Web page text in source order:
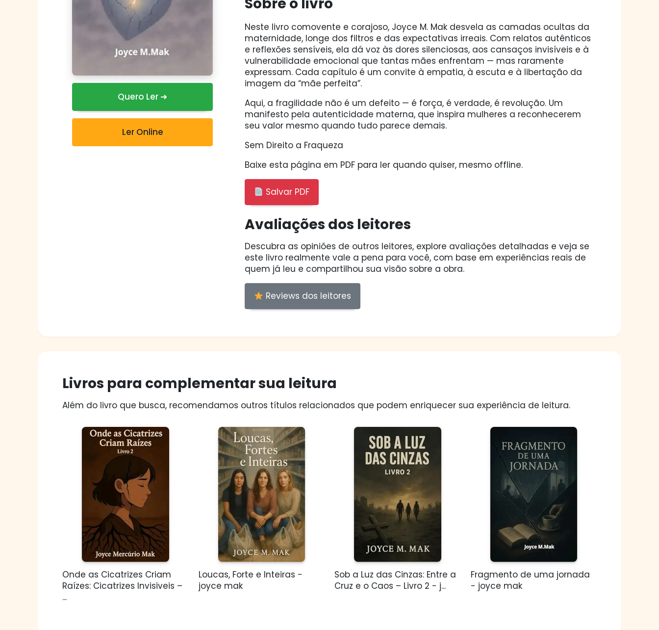
Quero Ler ➜
Ler Online
Neste livro comovente e corajoso, Joyce M. Mak desvela as camadas ocultas da
maternidade, longe dos filtros e das expectativas irreais. Com relatos autênticos
e reflexões sensíveis, ela dá voz às dores silenciosas, aos cansaços invisíveis e à
vulnerabilidade emocional que tantas mães enfrentam — mas raramente
expressam. Cada capítulo é um convite à empatia, à escuta e à libertação da
imagem da “mãe perfeita”.
Aqui, a fragilidade não é um defeito — é força, é verdade, é revolução. Um
manifesto pela autenticidade materna, que inspira mulheres a reconhecerem
seu valor mesmo quando tudo parece demais.
Sem Direito a Fraqueza
Baixe esta página em PDF para ler quando quiser, mesmo offline.
Salvar PDF
Avaliações dos leitores
Descubra as opiniões de outros leitores, explore avaliações detalhadas e veja se
este livro realmente vale a pena para você, com base em experiências reais de
quem já leu e compartilhou sua visão sobre a obra.
Reviews dos leitores
Livros para complementar sua leitura
Além do livro que busca, recomendamos outros títulos relacionados que podem enriquecer sua experiência de leitura.
Onde as Cicatrizes Criam
Raízes: Cicatrizes Invisiveis –
...
Loucas, Forte e Inteiras -
joyce mak
Sob a Luz das Cinzas: Entre a
Cruz e o Caos – Livro 2 - j...
Fragmento de uma jornada
- joyce mak